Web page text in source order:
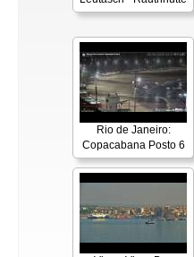
Rio de Janeiro:
Copacabana Posto 6